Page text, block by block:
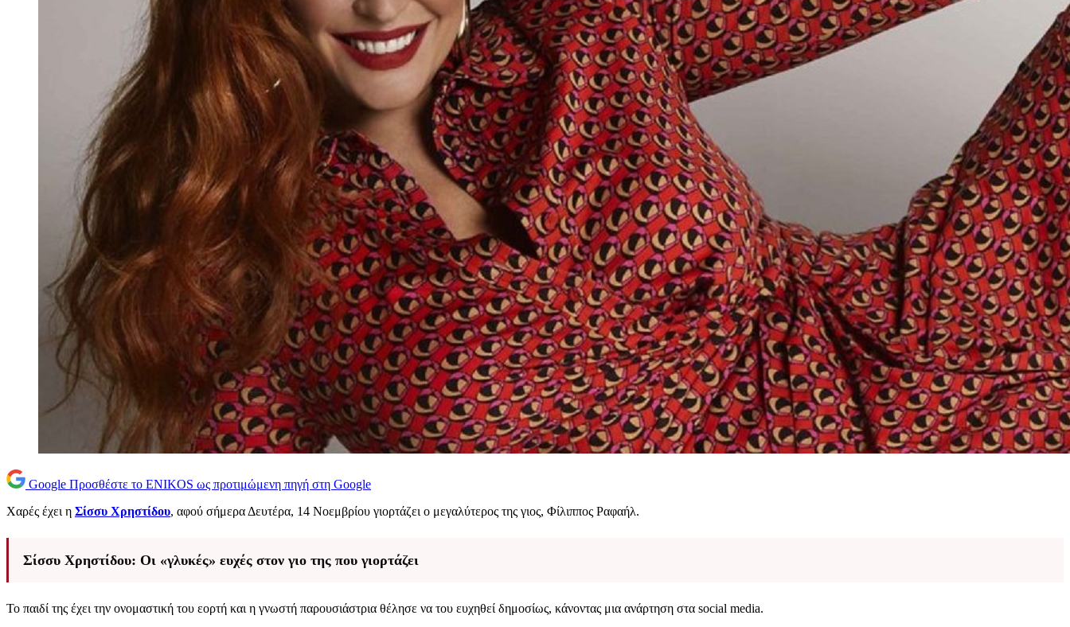
Google Προσθέστε το ENIKOS ως προτιμώμενη πηγή στη Google
Χαρές έχει η Σίσσυ Χρηστίδου, αφού σήμερα Δευτέρα, 14 Νοεμβρίου γιορτάζει ο μεγαλύτερος της γιος, Φίλιππος Ραφαήλ.
Σίσσυ Χρηστίδου: Οι «γλυκές» ευχές στον γιο της που γιορτάζει
Το παιδί της έχει την ονομαστική του εορτή και η γνωστή παρουσιάστρια θέλησε να του ευχηθεί δημοσίως, κάνοντας μια ανάρτηση στα social media.